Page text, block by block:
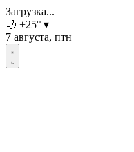
Загрузка...
🌙 +25° ▾
7 августа, птн